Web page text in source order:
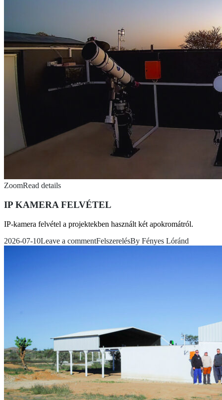
ZoomRead details
IP KAMERA FELVÉTEL
IP-kamera felvétel a projektekben használt két apokromátról.
2026-07-10Leave a commentFelszerelésBy Fényes Lóránd